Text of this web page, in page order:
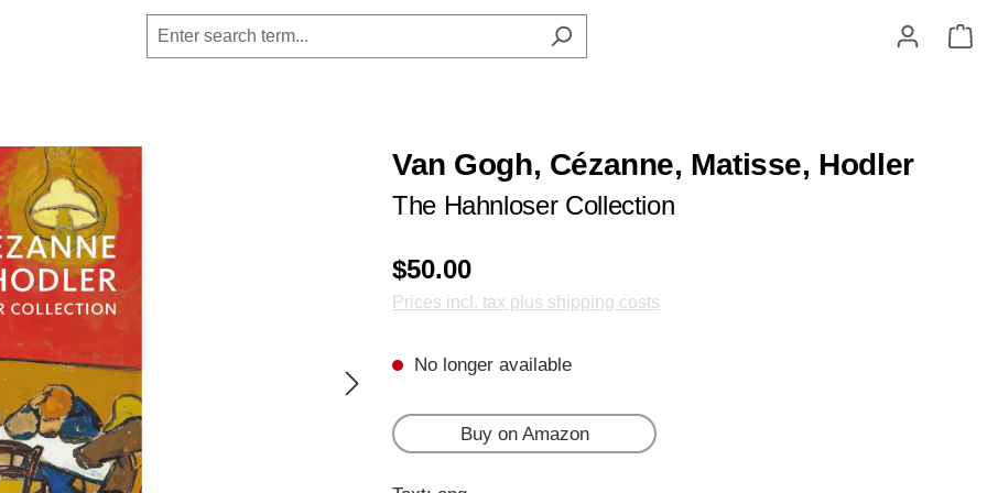
Van Gogh, Cézanne, Matisse, Hodler
The Hahnloser Collection
$50.00
Prices incl. tax plus shipping costs
No longer available
Buy on Amazon